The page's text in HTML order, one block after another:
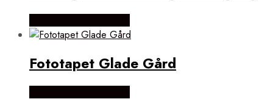
Fototapet Glade Gård